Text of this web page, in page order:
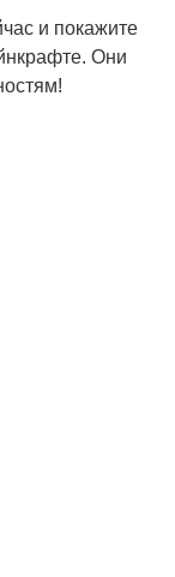
и покажите
Они